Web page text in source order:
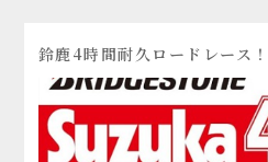
鈴鹿4時間耐久ロードレース